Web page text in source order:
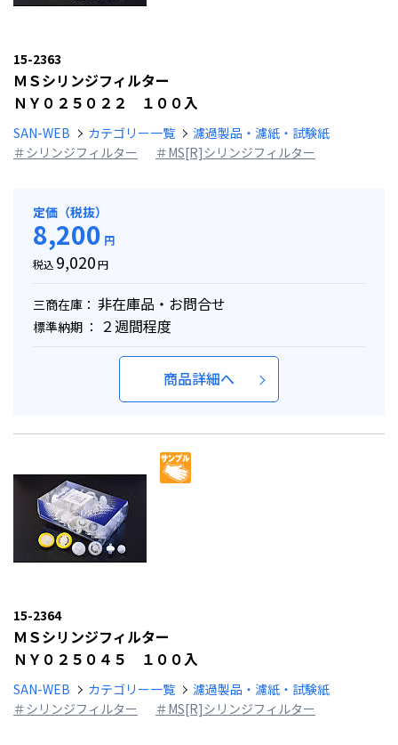
15-2363
ＭＳシリンジフィルター
ＮＹ０２５０２２ １００入
SAN-WEB カテゴリー一覧
濾過製品・濾紙・試験紙
＃シリンジフィルター
＃MS[R]シリンジフィルター
定価（税抜）
8,200 円
税込 9,020円
三商在庫： 非在庫品・お問合せ
標準納期 ： ２週間程度
商品詳細へ
15-2364
ＭＳシリンジフィルター
ＮＹ０２５０４５ １００入
SAN-WEB カテゴリー一覧
濾過製品・濾紙・試験紙
＃シリンジフィルター
＃MS[R]シリンジフィルター